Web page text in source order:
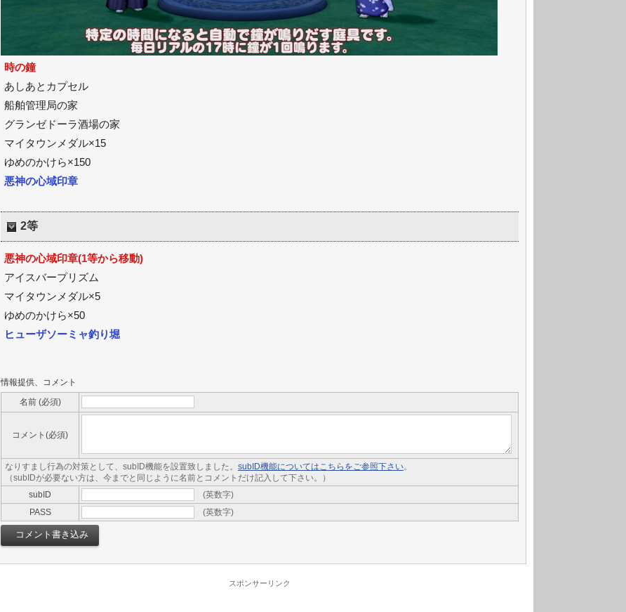
時の鐘
あしあとカプセル
船舶管理局の家
グランゼドーラ酒場の家
マイタウンメダル×15
ゆめのかけら×150
悪神の心域印章
2等
悪神の心域印章(1等から移動)
アイスバープリズム
マイタウンメダル×5
ゆめのかけら×50
ヒューザソーミャ釣り堀
情報提供、コメント
名前 (必須)
コメント(必須)
なりすまし行為の対策として、subID機能を設置致しました。 subID機能についてはこちらをご参照下さい。
（subIDが必要ない方は、今までと同じように名前とコメントだけ記入して下さい。）
subID
(英数字)
PASS
(英数字)
スポンサーリンク